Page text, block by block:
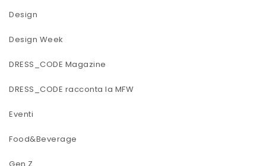
Design
Design Week
DRESS_CODE Magazine
DRESS_CODE racconta la MFW
Eventi
Food&Beverage
Gen Z